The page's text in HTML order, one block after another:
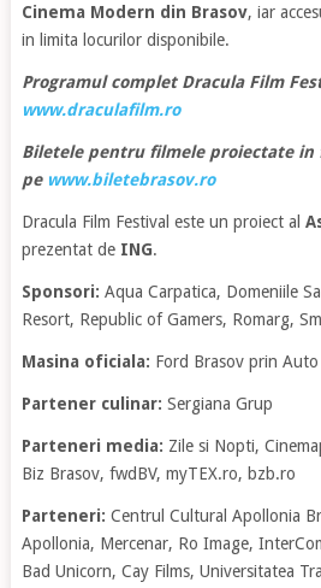
Cinema Modern din Brasov, iar
in limita locurilor disponibile.
Programul complet Dracula Film
www.draculafilm.ro
Biletele pentru filmele proiectate
pe www.biletebrasov.ro
Dracula Film Festival este un proiect al
prezentat de ING.
Sponsori: Aqua Carpatica, Domeniile
Resort, Republic of Gamers, Romarg,
Masina oficiala: Ford Brasov prin
Partener culinar: Sergiana Grup
Parteneri media: Zile si Nopti,
Biz Brasov, fwdBV, myTEX.ro, bzb.ro
Parteneri: Centrul Cultural Apollonia
Apollonia, Mercenar, Ro Image,
Bad Unicorn, Cay Films, Universitatea